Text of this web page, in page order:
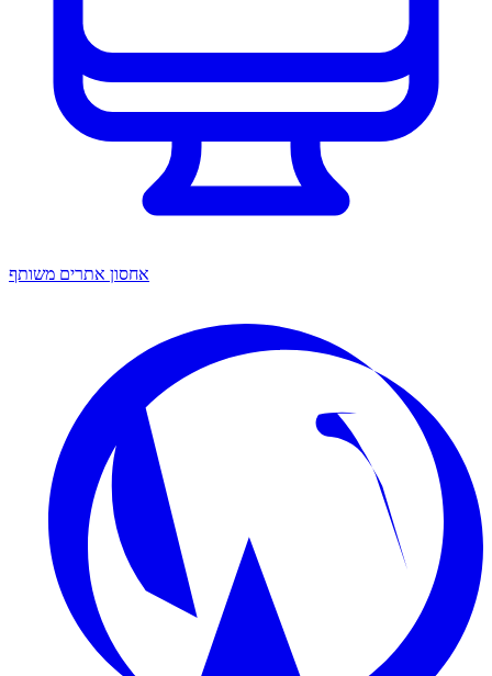
אחסון אתרים משותף